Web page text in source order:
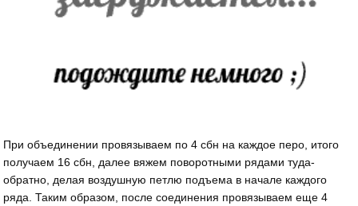
При объединении провязываем по 4 сбн на каждое перо, итого
получаем 16 сбн, далее вяжем поворотными рядами туда-
обратно, делая воздушную петлю подъема в начале каждого
ряда. Таким образом, после соединения провязываем еще 4